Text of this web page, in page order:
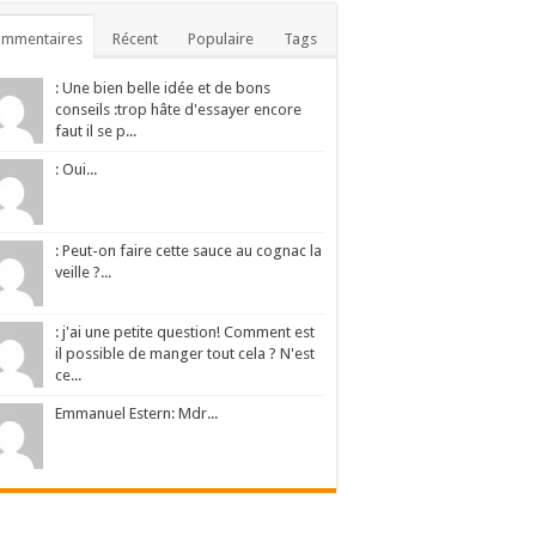
Récent Populaire Tags
: Une bien belle idée et de bons
conseils :trop hâte d'essayer encore
faut il se p...
: Oui...
: Peut-on faire cette sauce au cognac la
veille ?...
: j'ai une petite question! Comment est
il possible de manger tout cela ? N'est
ce...
Emmanuel Estern: Mdr...